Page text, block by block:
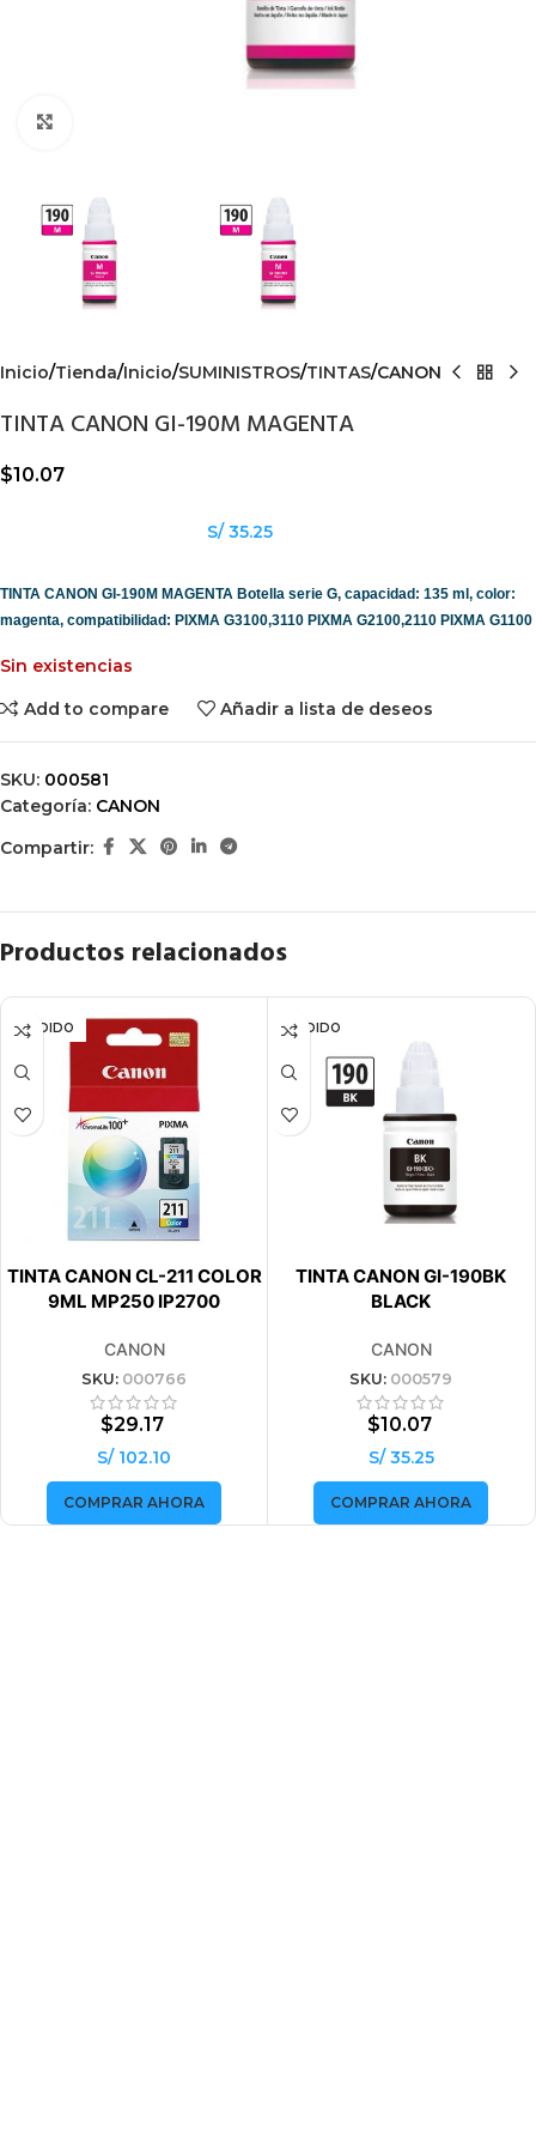
Inicio Tienda Inicio SUMINISTROS TINTAS CANON
TINTA CANON GI-190M MAGENTA
$10.07
S/ 35.25
TINTA CANON GI-190M MAGENTA Botella serie G, capacidad: 135 ml, color:
magenta, compatibilidad: PIXMA G3100,3110 PIXMA G2100,2110 PIXMA G1100
Sin existencias
Add to compare
Añadir a lista de deseos
SKU: 000581
Categoría: CANON
Compartir:
Productos relacionados
VENDIDO
TINTA CANON CL-211 COLOR
9ML MP250 IP2700
CANON
SKU: 000766
$29.17
S/ 102.10
COMPRAR AHORA
VENDIDO
TINTA CANON GI-190BK
BLACK
CANON
SKU: 000579
$10.07
S/ 35.25
COMPRAR AHORA